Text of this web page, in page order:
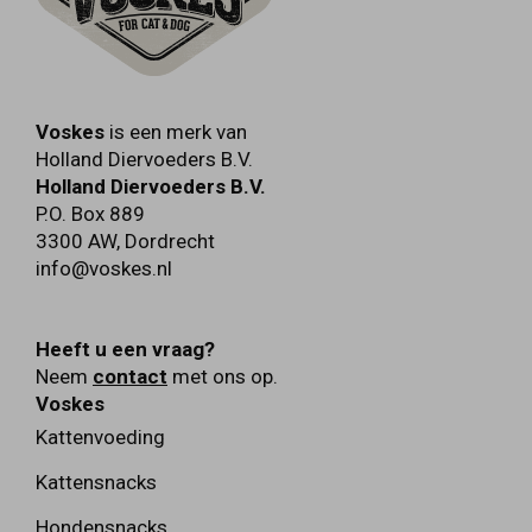
Voskes is een merk van
Holland Diervoeders B.V.
Holland Diervoeders B.V.
P.O. Box 889
3300 AW, Dordrecht
info@voskes.nl
Heeft u een vraag?
Neem contact met ons op.
Voskes
Kattenvoeding
Kattensnacks
Hondensnacks